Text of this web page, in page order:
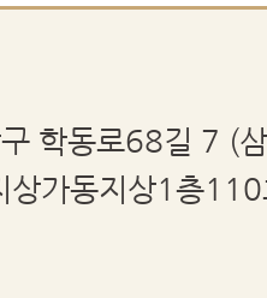
학동로68길 7 (
상가동지상1층